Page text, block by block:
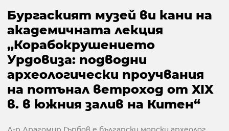
Бургаският музей ви кани на
академичната лекция
„Корабокрушението
Урдовиза: подводни
археологически проучвания
на потънал ветроход от XIX
в. в южния залив на Китен“